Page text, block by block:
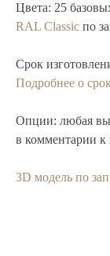
Цвета: 25
RAL Classic по
Срок
Подробнее о
Опции: любая
в комментарии к
3D модель по